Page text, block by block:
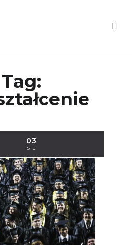
Tag:
03
SIE